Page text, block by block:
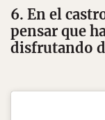
6. En el
pensar que
disfrutando